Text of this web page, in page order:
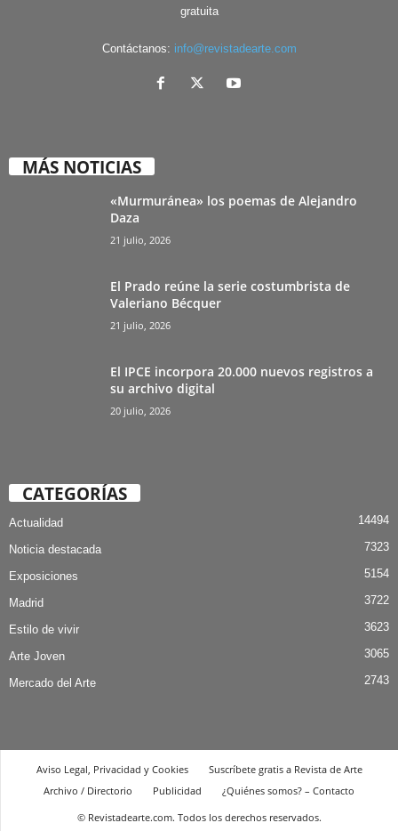
gratuita
Contáctanos: info@revistadearte.com
MÁS NOTICIAS
«Murmuránea» los poemas de Alejandro
Daza
21 julio, 2026
El Prado reúne la serie costumbrista de
Valeriano Bécquer
21 julio, 2026
El IPCE incorpora 20.000 nuevos registros a
su archivo digital
20 julio, 2026
CATEGORÍAS
Actualidad 14494
Noticia destacada 7323
Exposiciones 5154
Madrid 3722
Estilo de vivir 3623
Arte Joven 3065
Mercado del Arte 2743
Aviso Legal, Privacidad y Cookies
Suscríbete gratis a Revista de Arte
Archivo / Directorio
Publicidad
¿Quiénes somos? – Contacto
© Revistadearte.com. Todos los derechos reservados.